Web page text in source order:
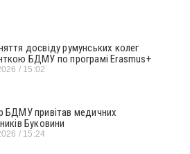
досвіду румунських колег
БДМУ по програмі Erasmus+
15:02
БДМУ привітав медичних
Буковини
15:24